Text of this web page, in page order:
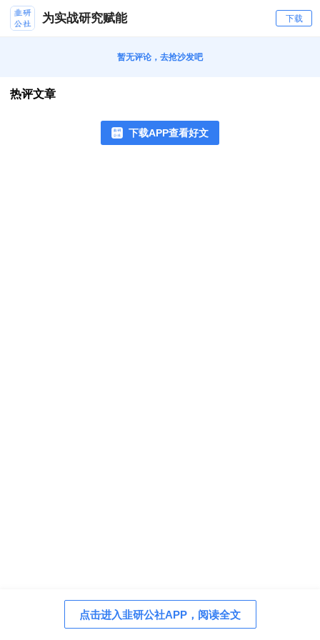
为实战研究赋能 下载
暂无评论，去抢沙发吧
热评文章
下载APP查看好文
点击进入韭研公社APP，阅读全文